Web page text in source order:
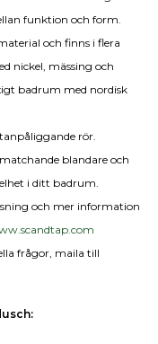
funktion och form.
och finns i flera
nickel, mässing och
badrum med nordisk
rör.
blandare och
i ditt badrum.
och mer information
frågor, maila till